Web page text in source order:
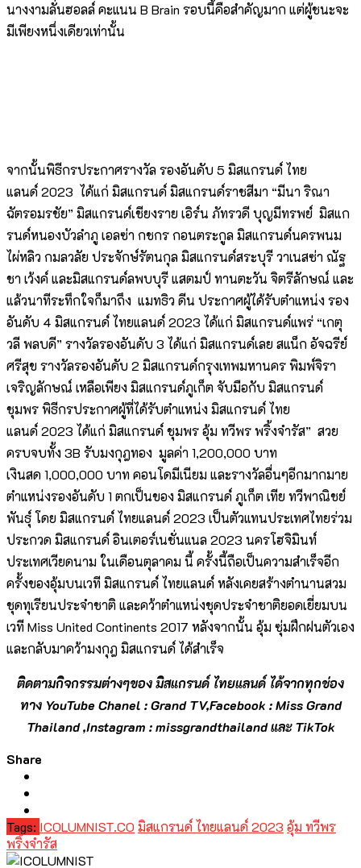
นางงามลั่นฮอลล์ คะแนน B Brain รอบนี้คือสำคัญมาก แต่ผู้ชนะจะ
มีเพียงหนึ่งเดียวเท่านั้น
จากนั้นพิธีกรประกาศรางวัล รองอันดับ 5 มิสแกรนด์ ไทย
แลนด์ 2023 ได้แก่ มิสแกรนด์ มิสแกรนด์ราชสีมา “มีนา ริณา
ฉัตรอมรชัย” มิสแกรนด์เชียงราย เอิร์น ภัทรวดี บุญมีทรพย์ มิสแก
รนด์หนองบัวลำภู เอลซ่า กชกร กอนตระกูล มิสแกรนด์นครพนม
ไผ่หลิว กมลวลัย ประจักษ์รัตนกุล มิสแกรนด์สระบุรี วาเนสซ่า ณัฐ
ชา เว้งค์ และมิสแกรนด์ลพบบุรี แสตมป์ ทานตะวัน จิตรีลักษณ์ และ
แล้วนาทีระทึกใจก็มาถึง แมทธิว ดีน ประกาศผู้ได้รับตำแหน่ง รอง
อันดับ 4 มิสแกรนด์ ไทยแลนด์ 2023 ได้แก่ มิสแกรนด์แพร่ “เกตุ
วลี พลบดี” รางวัลรองอันดับ 3 ได้แก่ มิสแกรนด์เลย สแน็ก อัจฉรีย์
ศรีสุข รางวัลรองอันดับ 2 มิสแกรนด์กรุงเทพมหานคร พิมพ์จิรา
เจริญลักษณ์ เหลือเพียง มิสแกรนด์ภูเก็ต จับมือกับ มิสแกรนด์
ชุมพร พิธีกรประกาศผู้ที่ได้รับตำแหน่ง มิสแกรนด์ ไทย
แลนด์ 2023 ได้แก่ มิสแกรนด์ ชุมพร อุ้ม ทวีพร พริ้งจำรัส” สวย
ครบจบทั้ง 3B รับมงกุฎทอง มูลค่า 1,200,000 บาท
เงินสด 1,000,000 บาท คอนโดมีเนียม และรางวัลอื่นๆอีกมากมาย
ตำแหน่งรองอันดับ 1 ตกเป็นของ มิสแกรนด์ ภูเก็ต เทีย ทวีพาณิชย์
พันธุ์ โดย มิสแกรนด์ ไทยแลนด์ 2023 เป็นตัวแทนประเทศไทยร่วม
ประกวด มิสแกรนด์ อินเตอร์เนชั่นแนล 2023 นครโฮจิมินท์
ประเทศเวียดนาม ในเดือนตุลาคม นี้ ครั้งนี้ถือเป็นความสำเร็จอีก
ครั้งของอุ้มบนเวที มิสแกรนด์ ไทยแลนด์ หลังเคยสร้างตำนานสวม
ชุดทุเรียนประจำชาติ และคว้าตำแหน่งชุดประจำชาติยอดเยี่ยมบน
เวที Miss United Continents 2017 หลังจากนั้น อุ้ม ซุ่มฝึกฝนตัวเอง
และกลับมาคว้ามงกุฎ มิสแกรนด์ ได้สำเร็จ
ติดตามกิจกรรมต่างๆของ มิสแกรนด์ ไทยแลนด์ ได้จากทุกช่อง
ทาง YouTube Chanel : Grand TV,Facebook : Miss Grand
Thailand ,Instagram : missgrandthailand และ TikTok
Share
Tags: ICOLUMNIST.CO มิสแกรนด์ ไทยแลนด์ 2023 อุ้ม ทวีพร
พริ้งจำรัส